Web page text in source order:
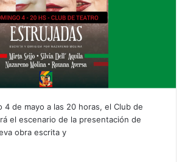
4 de mayo a las 20 horas, el Club de
el escenario de la presentación de
obra escrita y